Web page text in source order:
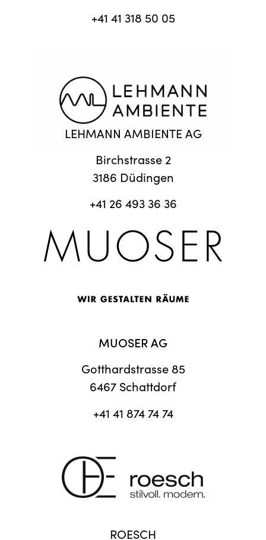
+41 41 318 50 05
LEHMANN AMBIENTE AG
Birchstrasse 2
3186 Düdingen
+41 26 493 36 36
MUOSER AG
Gotthardstrasse 85
6467 Schattdorf
+41 41 874 74 74
ROESCH